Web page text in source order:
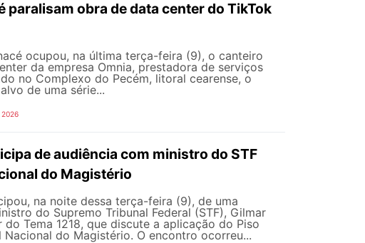
paralisam obra de data center do TikTok
ocupou, na última terça-feira (9), o canteiro
da empresa Omnia, prestadora de serviços
no Complexo do Pecém, litoral cearense, o
de uma série...
2026
de audiência com ministro do STF
do Magistério
na noite dessa terça-feira (9), de uma
do Supremo Tribunal Federal (STF), Gilmar
do Tema 1218, que discute a aplicação do Piso
Nacional do Magistério. O encontro ocorreu...